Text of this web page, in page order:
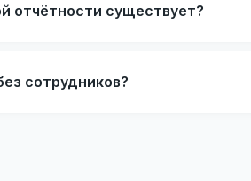
отчётности существует?
сотрудников?